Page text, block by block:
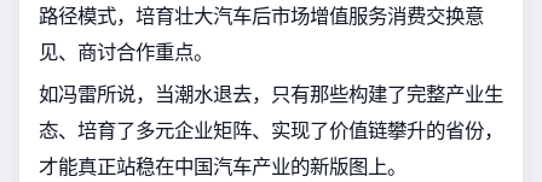
路径模式，培育壮大汽车后市场增值服务消费交换意
见、商讨合作重点。
如冯雷所说，当潮水退去，只有那些构建了完整产业生
态、培育了多元企业矩阵、实现了价值链攀升的省份，
才能真正站稳在中国汽车产业的新版图上。